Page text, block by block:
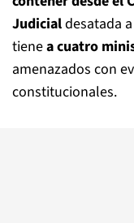
Judicialdesatada
tienea cuatro
amenazados con
constitucionales.